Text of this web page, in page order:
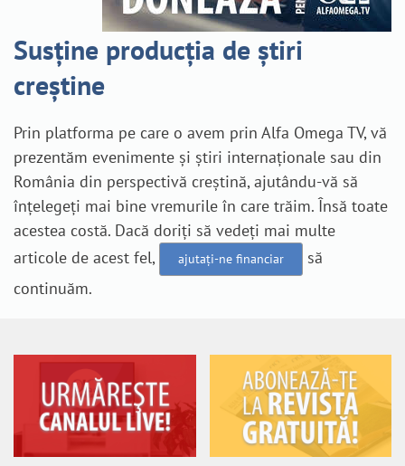
Susține producția de știri
creștine
Prin platforma pe care o avem prin Alfa Omega TV, vă
prezentăm evenimente și știri internaționale sau din
România din perspectivă creștină, ajutându-vă să
înțelegeți mai bine vremurile în care trăim. Însă toate
acestea costă. Dacă doriți să vedeți mai multe
articole de acest fel,
ajutați-ne financiar
să
continuăm.